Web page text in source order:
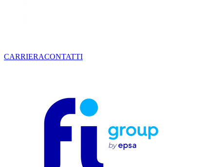
CARRIERACONTATTI